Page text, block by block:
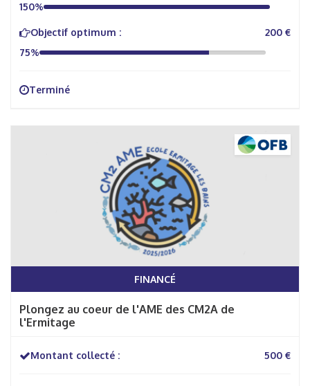
150%
Objectif optimum :
200 €
75%
Terminé
FINANCÉ
Plongez au coeur de l'AME des CM2A de
l'Ermitage
Montant collecté : 500 €